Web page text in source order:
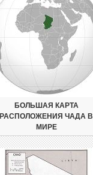
БОЛЬШАЯ КАРТА
РАСПОЛОЖЕНИЯ ЧАДА В
МИРЕ